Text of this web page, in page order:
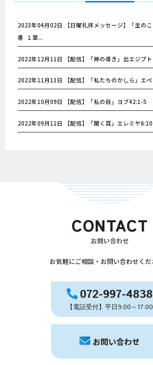
2023年04月02日
【日曜礼拝メッセージ】「主の
書 １章...
2022年12月11日 【配信】「神の導き」出エジプ
2022年11月13日 【配信】「私たちのかしら」エ
2022年10月09日 【配信】「私の目」ヨブ42:1-5
2022年09月11日 【配信】「聞く耳」エレミヤ6:10
CONTACT
お問い合わせ
お気軽にご相談・お問い合わせくだ
072-997-4838
【電話受付】平日9:00～17:00
お問い合わせ